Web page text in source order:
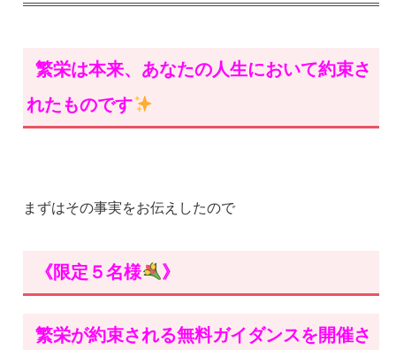
繁栄は本来、あなたの人生において約束さ
れたものです
まずはその事実をお伝えしたので
《限定５名様 》
繁栄が約束される無料ガイダンスを開催さ